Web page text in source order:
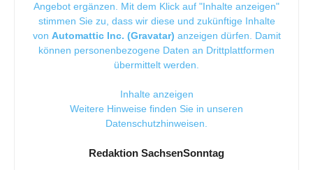
Angebot ergänzen. Mit dem Klick auf "Inhalte anzeigen"
stimmen Sie zu, dass wir diese und zukünftige Inhalte
von Automattic Inc. (Gravatar) anzeigen dürfen. Damit
können personenbezogene Daten an Drittplattformen
übermittelt werden.
Inhalte anzeigen
Weitere Hinweise finden Sie in unseren
Datenschutzhinweisen
Redaktion SachsenSonntag